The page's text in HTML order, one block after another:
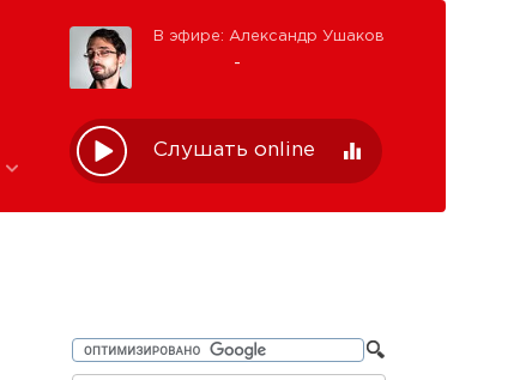
В эфире: Александр Ушаков
Слушать online